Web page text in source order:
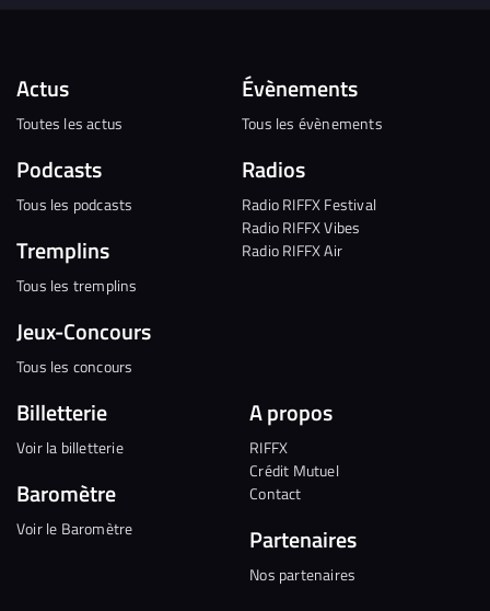
Actus
Toutes les actus
Podcasts
Tous les podcasts
Tremplins
Tous les tremplins
Jeux-Concours
Tous les concours
Évènements
Tous les évènements
Radios
Radio RIFFX Festival
Radio RIFFX Vibes
Radio RIFFX Air
Billetterie
Voir la billetterie
Baromètre
Voir le Baromètre
A propos
RIFFX
Crédit Mutuel
Contact
Partenaires
Nos partenaires